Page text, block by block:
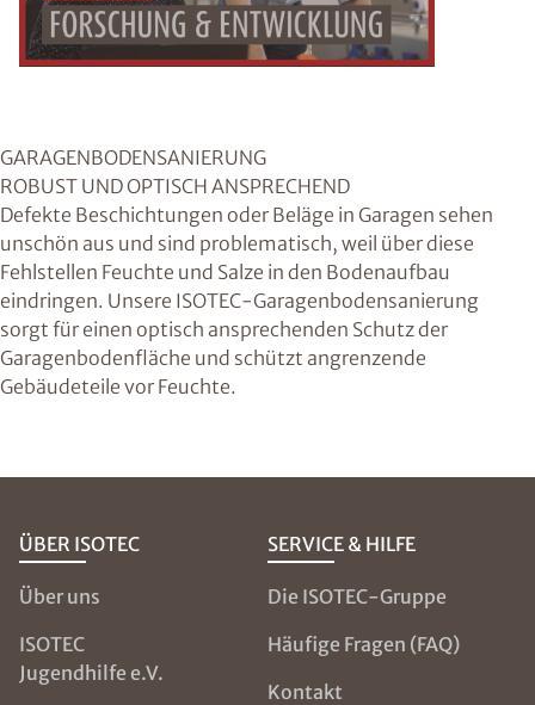
GARAGENBODENSANIERUNG
ROBUST UND OPTISCH ANSPRECHEND
Defekte Beschichtungen oder Beläge in Garagen sehen
unschön aus und sind problematisch, weil über diese
Fehlstellen Feuchte und Salze in den Bodenaufbau
eindringen. Unsere ISOTEC-Garagenbodensanierung
sorgt für einen optisch ansprechenden Schutz der
Garagenbodenfläche und schützt angrenzende
Gebäudeteile vor Feuchte.
ÜBER ISOTEC
Über uns
ISOTEC
Jugendhilfe e.V.
SERVICE & HILFE
Die ISOTEC-Gruppe
Häufige Fragen (FAQ)
Kontakt